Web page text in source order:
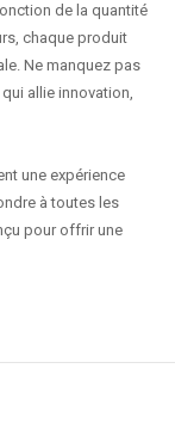
de la quantité
chaque produit
Ne manquez pas
allie innovation,
une expérience
à toutes les
pour offrir une